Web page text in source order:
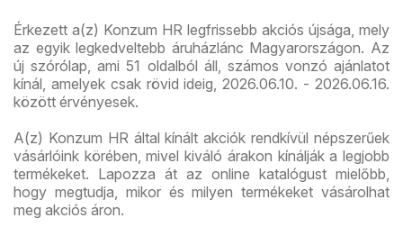
Érkezett a(z) Konzum HR legfrissebb akciós újsága, mely
az egyik legkedveltebb áruházlánc Magyarországon. Az
új szórólap, ami 51 oldalból áll, számos vonzó ajánlatot
kínál, amelyek csak rövid ideig, 2026.06.10. - 2026.06.16.
között érvényesek.
A(z) Konzum HR által kínált akciók rendkívül népszerűek
vásárlóink körében, mivel kiváló árakon kínálják a legjobb
termékeket. Lapozza át az online katalógust mielőbb,
hogy megtudja, mikor és milyen termékeket vásárolhat
meg akciós áron.